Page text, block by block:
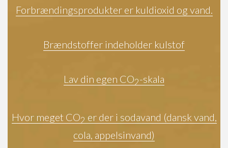
Forbrændingsprodukter er kuldioxid og vand.
Brændstoffer indeholder kulstof
Lav din egen CO2-skala
Hvor meget CO2 er der i sodavand (dansk vand,
cola, appelsinvand)